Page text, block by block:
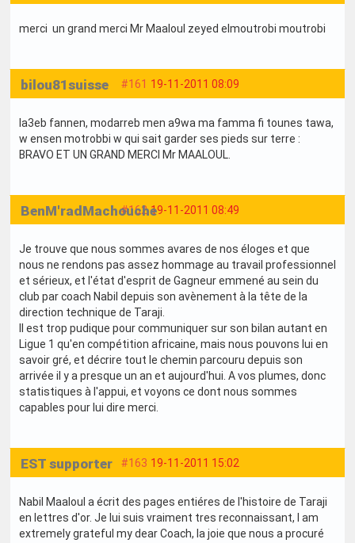
merci un grand merci Mr Maaloul zeyed elmoutrobi moutrobi
#161 19-11-2011 08:09
bilou81suisse
la3eb fannen, modarreb men a9wa ma famma fi tounes tawa,
w ensen motrobbi w qui sait garder ses pieds sur terre :
BRAVO ET UN GRAND MERCI Mr MAALOUL.
#162 19-11-2011 08:49
BenM'radMachouche
Je trouve que nous sommes avares de nos éloges et que
nous ne rendons pas assez hommage au travail professionnel
et sérieux, et l'état d'esprit de Gagneur emmené au sein du
club par coach Nabil depuis son avènement à la tête de la
direction technique de Taraji.
Il est trop pudique pour communiquer sur son bilan autant en
Ligue 1 qu'en compétition africaine, mais nous pouvons lui en
savoir gré, et décrire tout le chemin parcouru depuis son
arrivée il y a presque un an et aujourd'hui. A vos plumes, donc
statistiques à l'appui, et voyons ce dont nous sommes
capables pour lui dire merci.
#163 19-11-2011 15:02
EST supporter
Nabil Maaloul a écrit des pages entiéres de l'histoire de Taraji
en lettres d'or. Je lui suis vraiment tres reconnaissant, I am
extremely grateful my dear Coach, la joie que nous a procuré